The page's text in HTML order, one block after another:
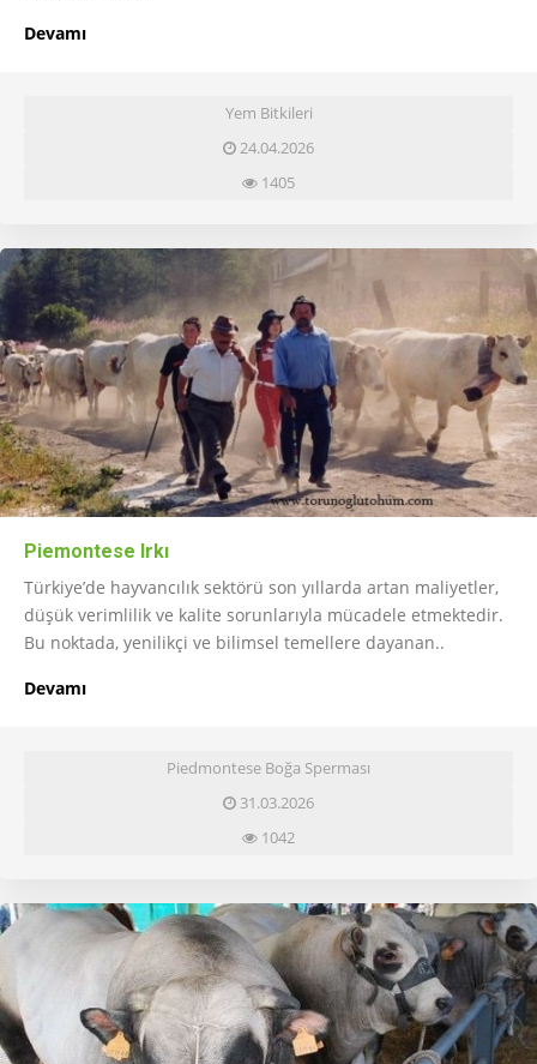
Devamı
Yem Bitkileri
24.04.2026
1405
Piemontese Irkı
Türkiye’de hayvancılık sektörü son yıllarda artan maliyetler,
düşük verimlilik ve kalite sorunlarıyla mücadele etmektedir.
Bu noktada, yenilikçi ve bilimsel temellere dayanan..
Devamı
Piedmontese Boğa Sperması
31.03.2026
1042